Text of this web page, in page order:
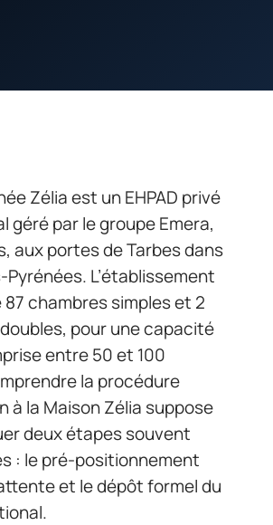
Zélia est un EHPAD privé
géré par le groupe Emera,
aux portes de Tarbes dans
L’établissement
chambres simples et 2
pour une capacité
entre 50 et 100
la procédure
à la Maison Zélia suppose
deux étapes souvent
: le pré-positionnement
et le dépôt formel du